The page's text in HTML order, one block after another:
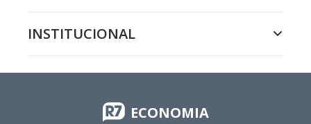
INSTITUCIONAL
ECONOMIA